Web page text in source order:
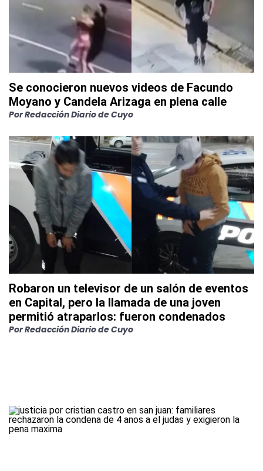
Se conocieron nuevos videos de Facundo
Moyano y Candela Arizaga en plena calle
PorRedacción Diario de Cuyo
Robaron un televisor de un salón de eventos
en Capital, pero la llamada de una joven
permitió atraparlos: fueron condenados
PorRedacción Diario de Cuyo